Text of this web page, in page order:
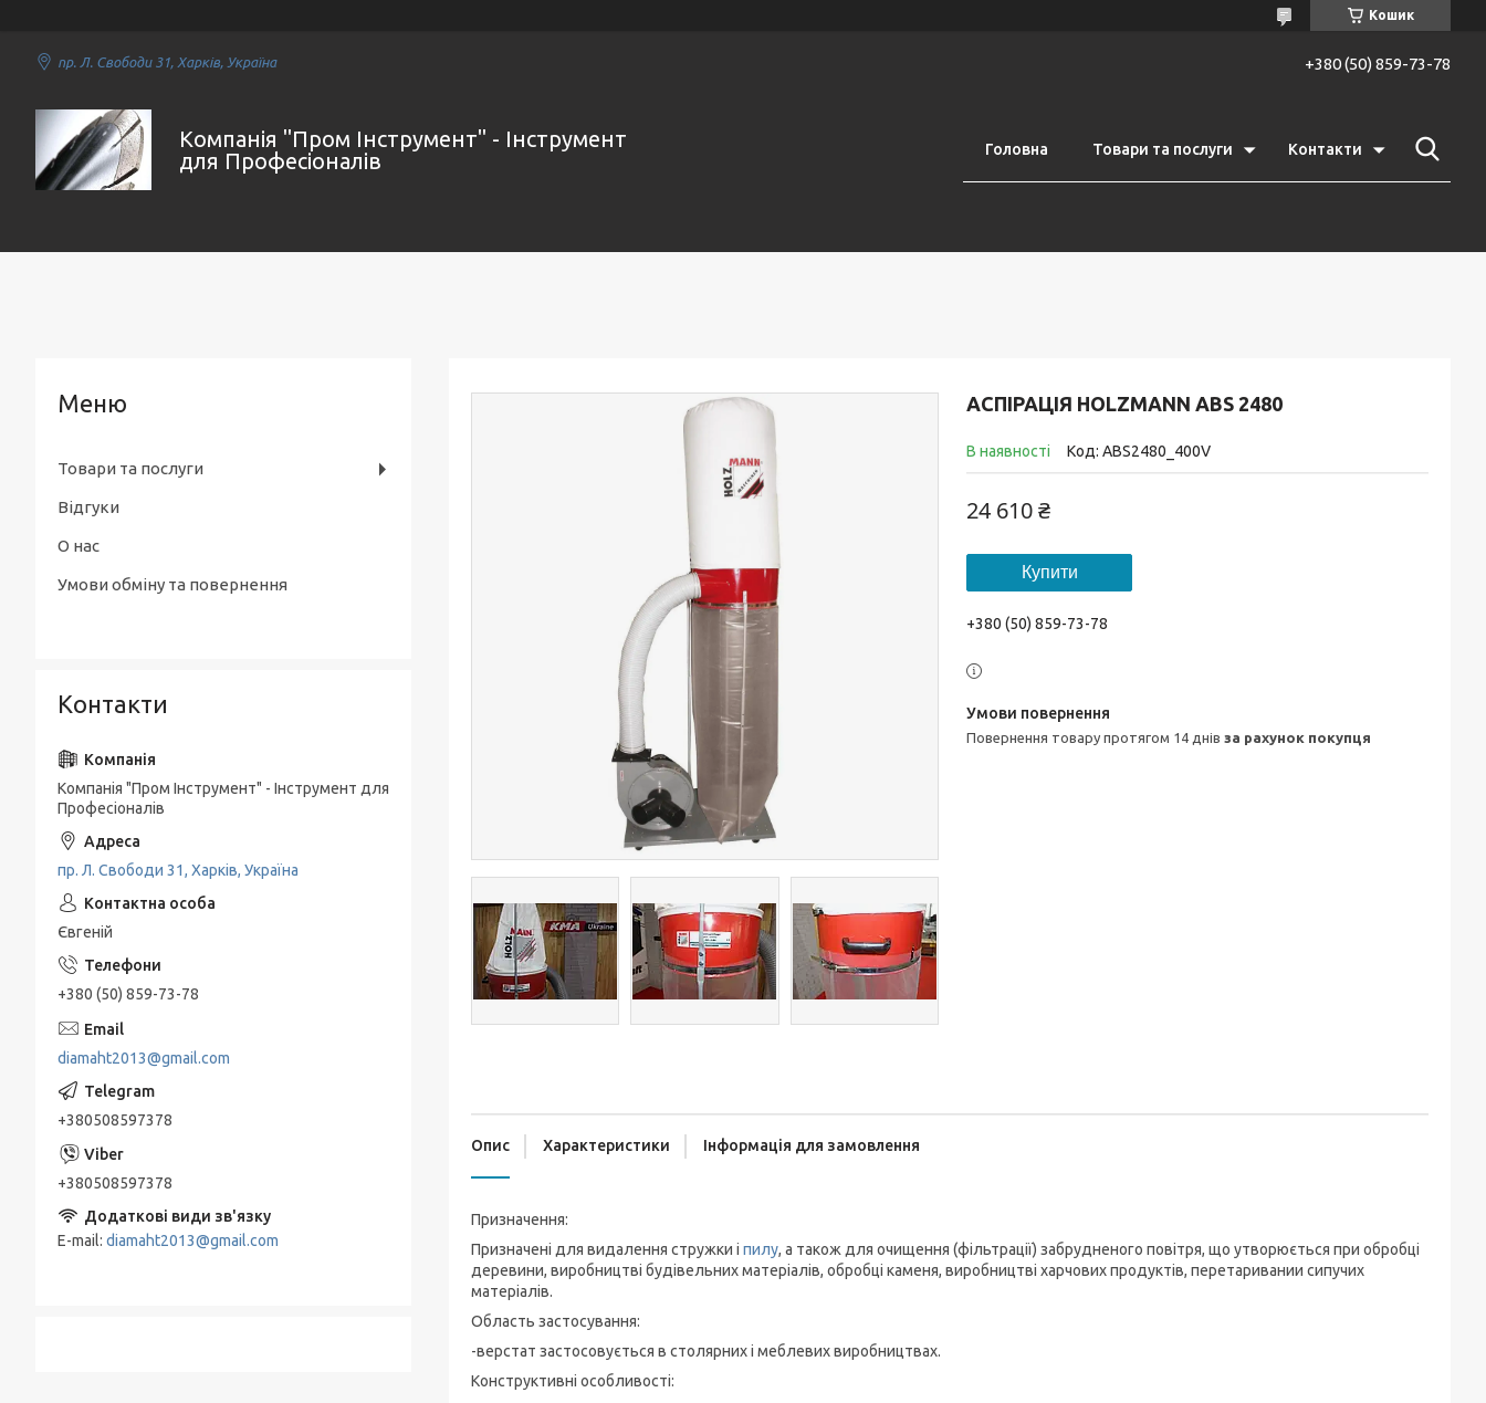
Кошик
пр. Л. Свободи 31, Харків, Україна +380 (50) 859-73-78
Компанія "Пром Інструмент" - Інструмент
для Професіоналів
Головна Товари та послуги Контакти
АСПІРАЦІЯ HOLZMANN ABS 2480
В наявності Код: ABS2480_400V
24 610 ₴
Купити
+380 (50) 859-73-78
повернення товару протягом 14 днів за рахунок покупця
Опис Характеристики Інформація для замовлення
Призначення:
Призначені для видалення стружки і пилу, а також для очищення (фільтрації) забрудненого повітря, що утворюється при обробці
деревини, виробництві будівельних матеріалів, обробці каменя, виробництві харчових продуктів, перетаривании сипучих
матеріалів.
Область застосування:
-верстат застосовується в столярних і меблевих виробництвах.
Конструктивні особливості:
Товари та послуги
Відгуки
О нас
Умови обміну та повернення
Контакти
Компанія "Пром Інструмент" - Інструмент для
Професіоналів
пр. Л. Свободи 31, Харків, Україна
Євгеній
+380 (50) 859-73-78
diamaht2013@gmail.com
+380508597378
+380508597378
E-mail diamaht2013@gmail.com